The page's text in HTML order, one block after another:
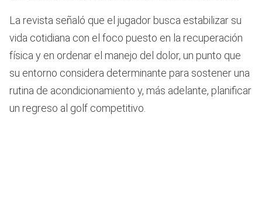
La revista señaló que el jugador busca estabilizar su
vida cotidiana con el foco puesto en la recuperación
física y en ordenar el manejo del dolor, un punto que
su entorno considera determinante para sostener una
rutina de acondicionamiento y, más adelante, planificar
un regreso al golf competitivo.